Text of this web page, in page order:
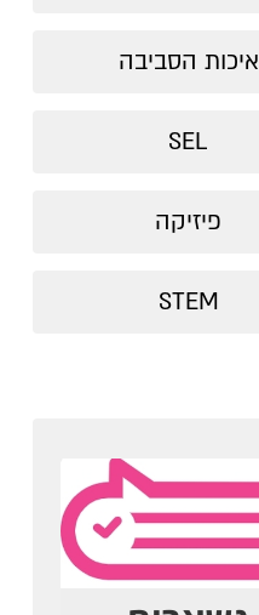
איכות הסביבה
SEL
פיזיקה
STEM